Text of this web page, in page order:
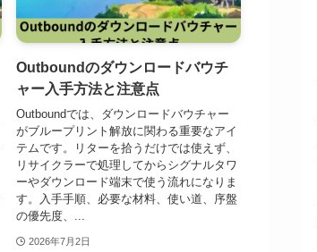
Outboundのダウンロードバウチ
ャー入手方法と注意点
Outboundでは、ダウンロードバウチャー
がブループリント解放に関わる重要なアイ
テムです。リターを拾うだけでは使えず、
リサイクラーで処理してからシグナルタワ
ーやダウンロード端末で使う流れになりま
す。入手手順、必要な材料、使い道、序盤
の優先度、...
2026年7月2日